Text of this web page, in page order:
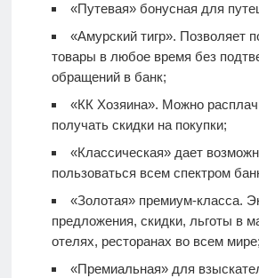
«Путевая» бонусная для
«Амурский тигр». Позволяет
товары в любое время без
обращений в банк;
«КК Хозяина». Можно
получать скидки на покупки;
«Классическая» дает
пользоваться всем спектром
«Золотая» премиум-класса.
предложения, скидки, льготы в
отелях, ресторанах во всем мире;
«Премиальная» для